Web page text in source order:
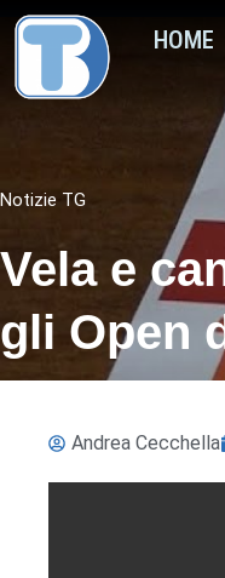
HOME
Notizie TG
Vela e
gli Open
Andrea Cecchella